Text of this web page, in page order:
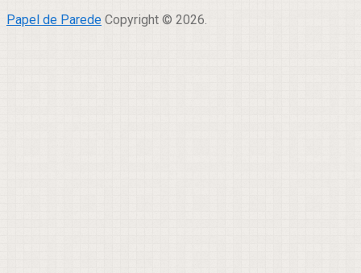
Papel de Parede Copyright © 2026.